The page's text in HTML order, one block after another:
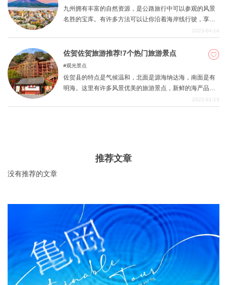
九州拥有丰富的自然资源，是公路旅行中可以参观的风景
名胜的宝库。有许多方法可以让你沿着海岸线行驶，享受
大海的美丽，或在山区享受令人振奋的驾驶。这里有10个
2023-04-14
佐贺佐贺旅游推荐!7个热门旅游景点
观光景点
佐贺县的特点是气候温和，北面是源海纳达海，南面是有
明海。这里有许多风景优美的旅游景点，新鲜的海产品、
烧烤产品和温泉都非常受欢迎。佐贺县推荐给那些想享受
2022-01-13
推荐文章
没有推荐的文章